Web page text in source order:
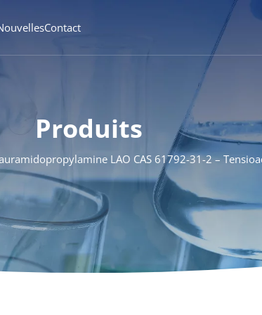
Contact
Produits
LAO CAS 61792-31-2 –